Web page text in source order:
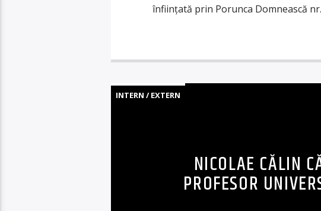
înființată prin Porunca Domnească
INTERN / EXTERN
NICOLAE CĂLIN
PROFESOR